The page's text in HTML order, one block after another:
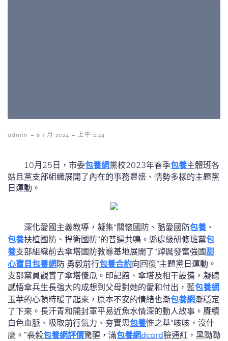
admin - 6 1 月 2024 - 上午 2:24
10月25日，市委包養網黨校2023年春季包養主體班各
姑且黨支部組織展開了內在的事務豐盛、情勢多樣的主題黨
日運動。
深化愛國主義教導，凝集“關懷國防、酷愛國防包養 、
包養扶植國防、捍衛國防”的普遍共鳴。縣處級研修班黨包
養支部組織前去傘塔國防教導基地展開了“踔厲發奮強國甜
心寶貝包養網 防 勇毅前行包養合約向回復”主題黨日運動。
支部黨員觀賞了傘塔傻瓜。印記館、傘塔及相干設備，凝聽
感悟傘兵生長強大的成想到父母對她的愛和付出，藍包養網
玉華的心頓時暖了起來，原本不安的情緒也漸包養網漸穩定
了下來。長汗青和開封軍平易近魚水情深的動人故事。賡續
白色血脈、吸取前行氣力、夯實思包養惟之基“咳咳，沒什
麼。”裴毅包養網評價驚醒，滿包養網dcard臉通紅，黑黝黝